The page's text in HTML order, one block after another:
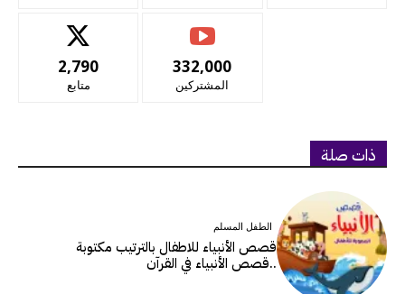
2,790
متابع
332,000
المشتركين
ذات صلة
الطفل المسلم
قصص الأنبياء للاطفال بالترتيب مكتوبة
..قصص الأنبياء في القرآن